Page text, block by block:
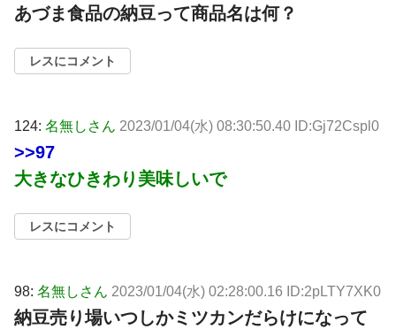
あづま食品の納豆って商品名は何？
レスにコメント
124: 名無しさん 2023/01/04(水) 08:30:50.40 ID:Gj72Cspl0
>>97
大きなひきわり美味しいで
レスにコメント
98: 名無しさん 2023/01/04(水) 02:28:00.16 ID:2pLTY7XK0
納豆売り場いつしかミツカンだらけになって